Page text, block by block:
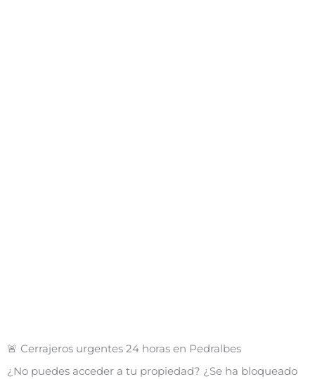
🚨 Cerrajeros urgentes 24 horas en Pedralbes
¿No puedes acceder a tu propiedad? ¿Se ha bloqueado